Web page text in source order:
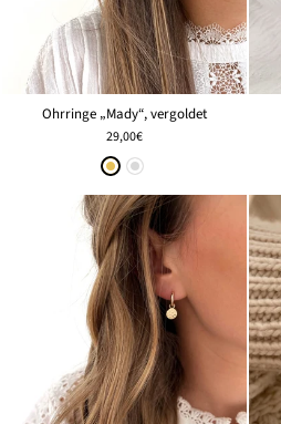
Ohrringe „Mady“, vergoldet
29,00€